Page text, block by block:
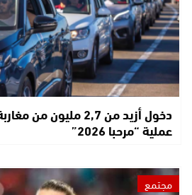
دخول أزيد من 2,7
عملية “مرحبا 2026”
مجتمع